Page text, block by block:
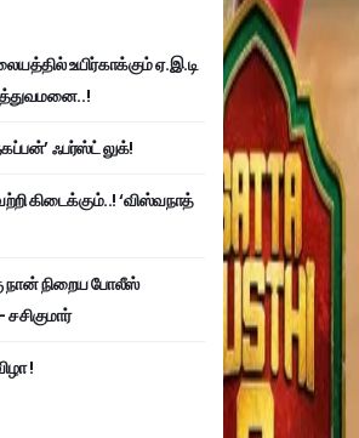
உயிர்காக்கும் ஏ.இ.டி
ஃபர்ஸ்ட் லுக்!
கிடைக்கும்..! ‘விஸ்வநாத்
நான் நிறைய போலீஸ்
!